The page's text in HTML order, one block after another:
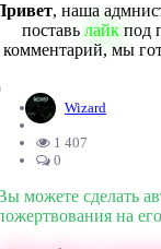
, наша
поставь лайкпод
комментарий, мы
Wizard
1 407
0
можете сделать
на